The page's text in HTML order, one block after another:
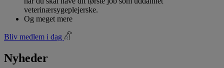
veterinærsygeplejerske.
Og meget mere
Bliv medlem i dag
Nyheder